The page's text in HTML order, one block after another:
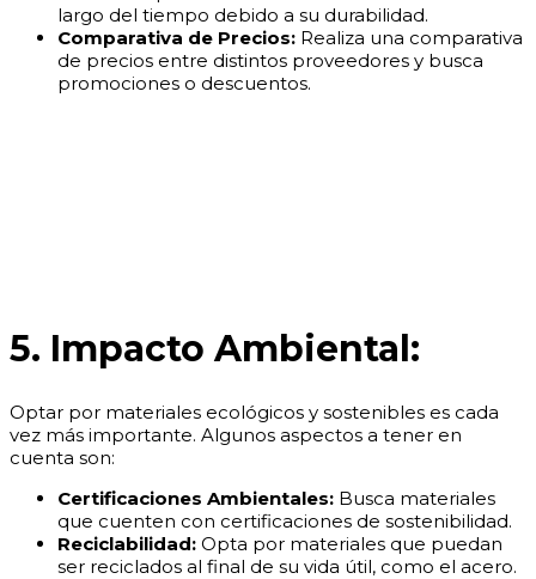
largo del tiempo debido a su durabilidad.
Comparativa de Precios: Realiza una comparativa
de precios entre distintos proveedores y busca
promociones o descuentos.
5. Impacto Ambiental:
Optar por materiales ecológicos y sostenibles es cada
vez más importante. Algunos aspectos a tener en
cuenta son:
Certificaciones Ambientales: Busca materiales
que cuenten con certificaciones de sostenibilidad.
Reciclabilidad: Opta por materiales que puedan
ser reciclados al final de su vida útil, como el acero.